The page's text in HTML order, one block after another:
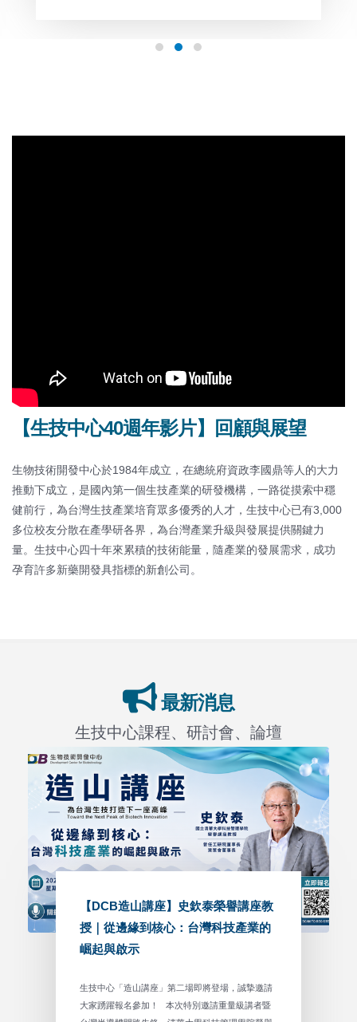
【生技中心40週年影片】回顧與展望
生物技術開發中心於1984年成立，在總統府資政李國鼎等人的大力
推動下成立，是國內第一個生技產業的研發機構，一路從摸索中穩
健前行，為台灣生技產業培育眾多優秀的人才，生技中心已有3,000
多位校友分散在產學研各界，為台灣產業升級與發展提供關鍵力
量。生技中心四十年來累積的技術能量，隨產業的發展需求，成功
孕育許多新藥開發具指標的新創公司。
最新消息
生技中心課程、研討會、論壇
【DCB造山講座】史欽泰榮譽講座教
授｜從邊緣到核心：台灣科技產業的
崛起與啟示
生技中心「造山講座」第二場即將登場，誠摯邀請
大家踴躍報名參加！ 本次特別邀請重量級講者暨